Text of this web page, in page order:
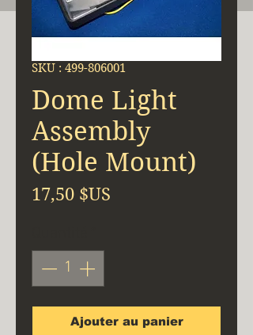
SKU : 499-806001
Dome Light
Assembly
(Hole Mount)
17,50 $US
Ajouter au panier